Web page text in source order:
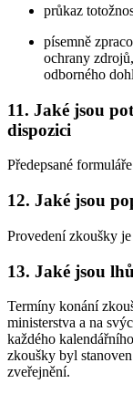
průkaz
písemně
ochrany
odborného
11. Jaké jsou
dispozici
Předepsané
12. Jaké jsou
Provedení zkoušky je
13. Jaké jsou
Termíny konání
ministerstva a na
každého
zkoušky byl
zveřejnění.